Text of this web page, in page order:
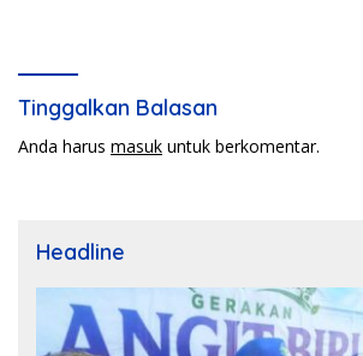
Tinggalkan Balasan
Anda harus masuk untuk berkomentar.
Headline